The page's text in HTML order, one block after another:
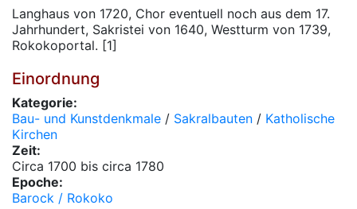
Langhaus von 1720, Chor eventuell noch aus dem 17.
Jahrhundert, Sakristei von 1640, Westturm von 1739,
Rokokoportal. [1]
Einordnung
Kategorie:
Bau- und Kunstdenkmale / Sakralbauten / Katholische
Kirchen
Zeit:
Circa 1700 bis circa 1780
Epoche:
Barock / Rokoko